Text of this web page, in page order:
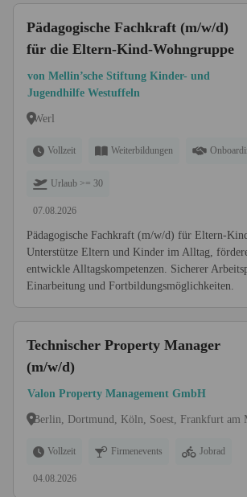
Pädagogische Fachkraft (m/w/d)
für die Eltern-Kind-Wohngruppe
von Mellin’sche Stiftung Kinder- und
Jugendhilfe Westuffeln
Werl
Vollzeit Weiterbildungen
Urlaub >= 30
07.08.2026
Pädagogische Fachkraft (m/w/d) für Eltern-
Unterstütze Eltern und Kinder im Alltag,
entwickle Alltagskompetenzen. Sicherer
Einarbeitung und Fortbildungsmöglichkeiten.
Technischer Property Manager
(m/w/d)
Valon Property Management GmbH
Berlin, Dortmund, Köln, Soest, Frankfurt am
Vollzeit Firmenevents Jobrad
04.08.2026